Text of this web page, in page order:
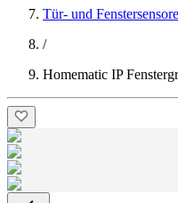
Tür- und
/
Homematic IP